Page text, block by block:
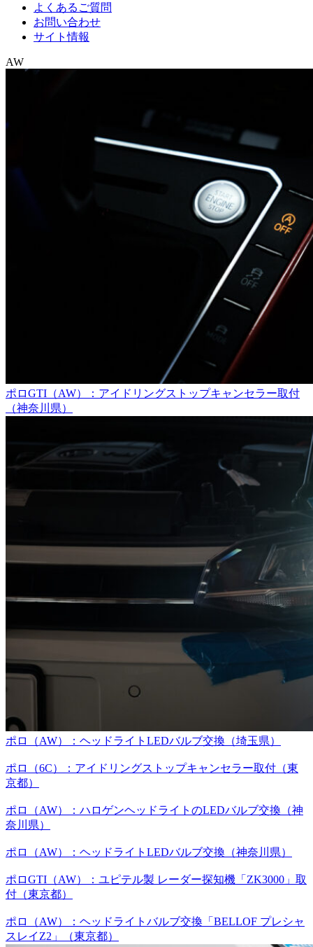
よくあるご質問
お問い合わせ
サイト情報
AW
ポロGTI（AW）：アイドリングストップキャンセラー取付
（神奈川県）
ポロ（AW）：ヘッドライトLEDバルブ交換（埼玉県）
ポロ（6C）：アイドリングストップキャンセラー取付（東
京都）
ポロ（AW）：ハロゲンヘッドライトのLEDバルブ交換（神
奈川県）
ポロ（AW）：ヘッドライトLEDバルブ交換（神奈川県）
ポロGTI（AW）：ユピテル製 レーダー探知機「ZK3000」取
付（東京都）
ポロ（AW）：ヘッドライトバルブ交換「BELLOF プレシャ
スレイZ2」（東京都）